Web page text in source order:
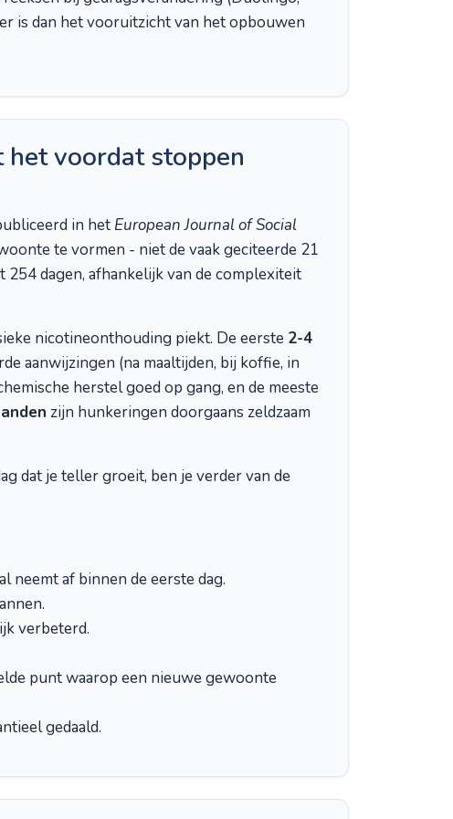
is dan het vooruitzicht van het opbouwen
voordat stoppen
in het European Journal of Social
te vormen - niet de vaak geciteerde 21
dagen, afhankelijk van de complexiteit
nicotineonthouding piekt. De eerste 2-4
aanwijzingen (na maaltijden, bij koffie, in
herstel goed op gang, en de meeste
zijn hunkeringen doorgaans zeldzaam
dat je teller groeit, ben je verder van de
neemt af binnen de eerste dag.
verbeterd.
punt waarop een nieuwe gewoonte
gedaald.